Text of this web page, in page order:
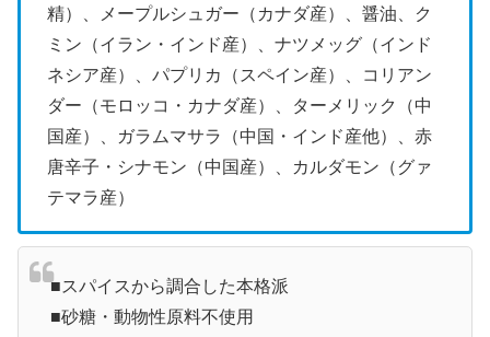
精）、メープルシュガー（カナダ産）、醤油、ク
ミン（イラン・インド産）、ナツメッグ（インド
ネシア産）、パプリカ（スペイン産）、コリアン
ダー（モロッコ・カナダ産）、ターメリック（中
国産）、ガラムマサラ（中国・インド産他）、赤
唐辛子・シナモン（中国産）、カルダモン（グァ
テマラ産）
■スパイスから調合した本格派
■砂糖・動物性原料不使用